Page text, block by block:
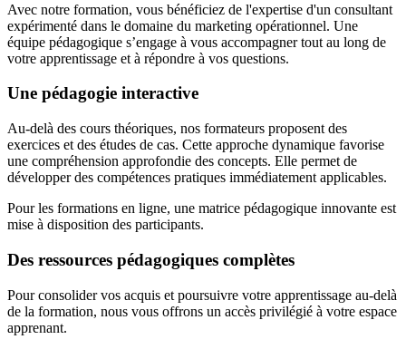
Avec notre formation, vous bénéficiez de l'expertise d'un consultant
expérimenté dans le domaine du marketing opérationnel. Une
équipe pédagogique s’engage à vous accompagner tout au long de
votre apprentissage et à répondre à vos questions.
Une pédagogie interactive
Au-delà des cours théoriques, nos formateurs proposent des
exercices et des études de cas. Cette approche dynamique favorise
une compréhension approfondie des concepts. Elle permet de
développer des compétences pratiques immédiatement applicables.
Pour les formations en ligne, une matrice pédagogique innovante est
mise à disposition des participants.
Des ressources pédagogiques complètes
Pour consolider vos acquis et poursuivre votre apprentissage au-delà
de la formation, nous vous offrons un accès privilégié à votre espace
apprenant.